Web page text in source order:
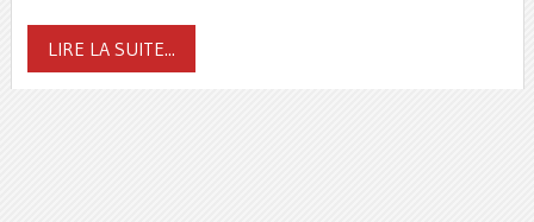
LIRE LA SUITE...